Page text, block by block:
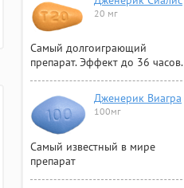
20 мг
Самый долгоиграющий
препарат. Эффект до 36 часов.
Дженерик Виагра
100мг
Самый известный в мире
препарат